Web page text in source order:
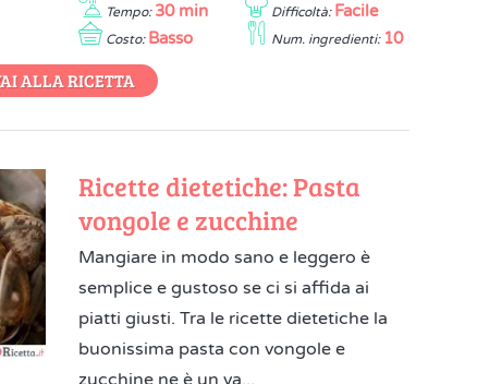
Tempo: 30 min Difficoltà: Facile
Costo: Basso Num. ingredienti: 10
ALLA RICETTA
Ricette dietetiche: Pasta
vongole e zucchine
Mangiare in modo sano e leggero è
semplice e gustoso se ci si affida ai
piatti giusti. Tra le ricette dietetiche la
buonissima pasta con vongole e
zucchine ne è un va...